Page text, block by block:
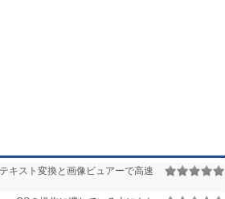
キスト変換と画像ビュアーで高速